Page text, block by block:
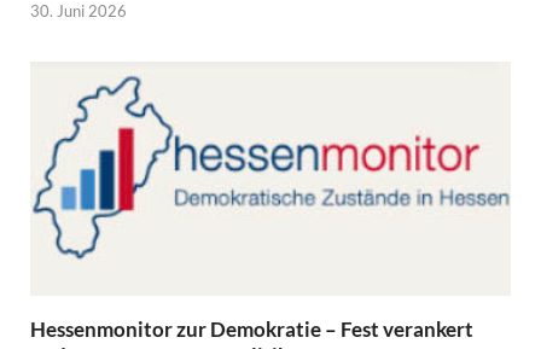
30. Juni 2026
Hessenmonitor zur Demokratie – Fest verankert